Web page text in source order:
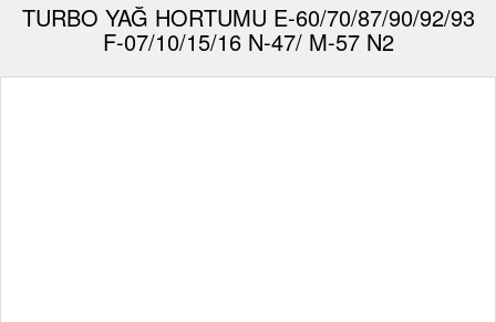
TURBO YAĞ HORTUMU E-60/70/87/90/92/93
F-07/10/15/16 N-47/ M-57 N2